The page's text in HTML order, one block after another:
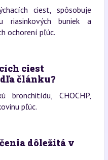
ciest, spôsobuje
riasinkových buniek a
ochorení pľúc.
ciest
článku?
bronchitídu, CHOCHP,
pľúc.
dôležitá v